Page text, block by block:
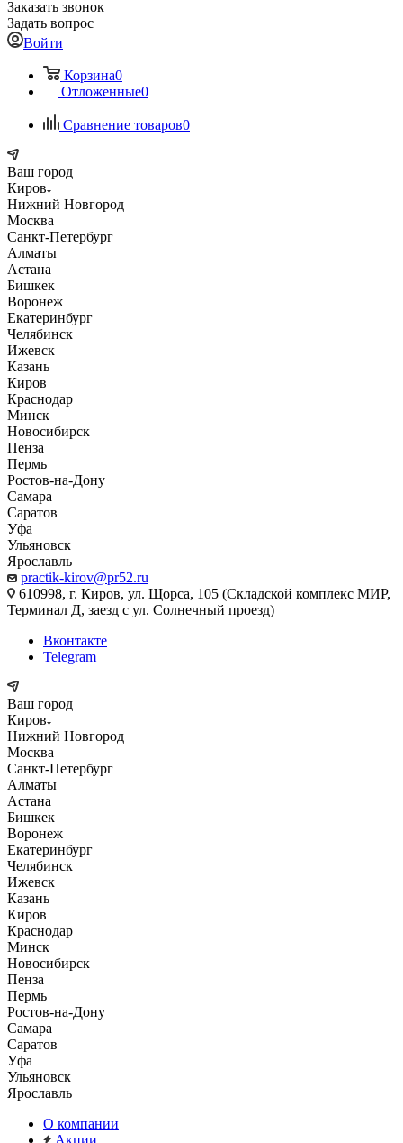
Заказать звонок
Задать вопрос
Войти
Корзина0
Отложенные0
Сравнение товаров0
Ваш город
Киров
Нижний Новгород
Москва
Санкт-Петербург
Алматы
Астана
Бишкек
Воронеж
Екатеринбург
Челябинск
Ижевск
Казань
Киров
Краснодар
Минск
Новосибирск
Пенза
Пермь
Ростов-на-Дону
Самара
Саратов
Уфа
Ульяновск
Ярославль
practik-kirov@pr52.ru
610998, г. Киров, ул. Щорса, 105 (Складской комплекс МИР,
Терминал Д, заезд с ул. Солнечный проезд)
Вконтакте
Telegram
Ваш город
Киров
Нижний Новгород
Москва
Санкт-Петербург
Алматы
Астана
Бишкек
Воронеж
Екатеринбург
Челябинск
Ижевск
Казань
Киров
Краснодар
Минск
Новосибирск
Пенза
Пермь
Ростов-на-Дону
Самара
Саратов
Уфа
Ульяновск
Ярославль
О компании
Акции